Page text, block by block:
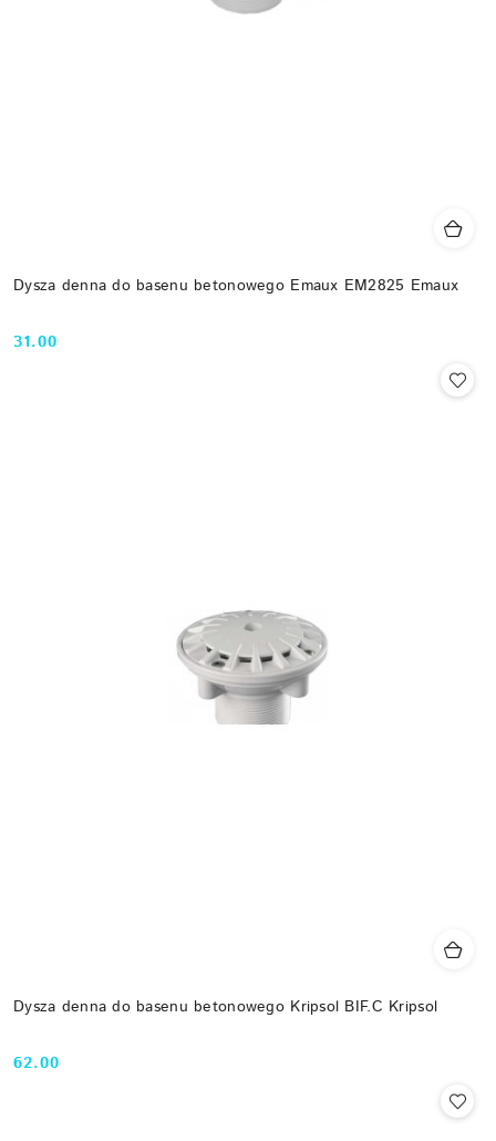
Dysza denna do basenu betonowego Emaux EM2825 Emaux
Cena:
31.00
Dysza denna do basenu betonowego Kripsol BIF.C Kripsol
Cena:
62.00